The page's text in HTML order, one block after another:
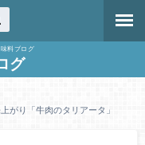
料ブログ
グ
がり「牛肉のタリアータ」